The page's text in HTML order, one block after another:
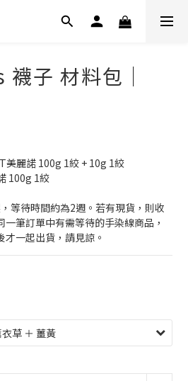
子 材料包｜
麗諾 100g 1絞 + 10g 1絞
100g 1絞
等待時間約為2週。若有現貨，則收
筆訂單中有需等待的手染線商品，
一起出貨，請見諒。